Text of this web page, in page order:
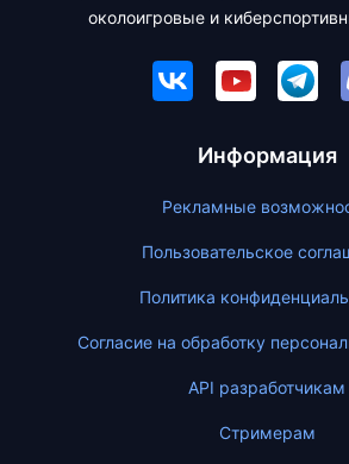
околоигровые и
Информация
Рекламные
Пользовательское
Политика
Согласие на обработку
API разработчикам
Стримерам